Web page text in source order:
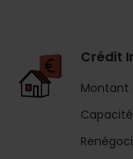
Crédit
Montant